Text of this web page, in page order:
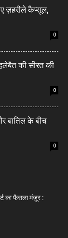
ज़हरीले कैप्सूल,
0
की सीरत की
0
बातिल के बीच
0
का फैसला मंज़ूर :